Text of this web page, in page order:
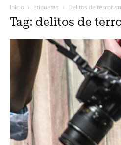
Inicio Etiquetas Delitos de
Tag: delitos de